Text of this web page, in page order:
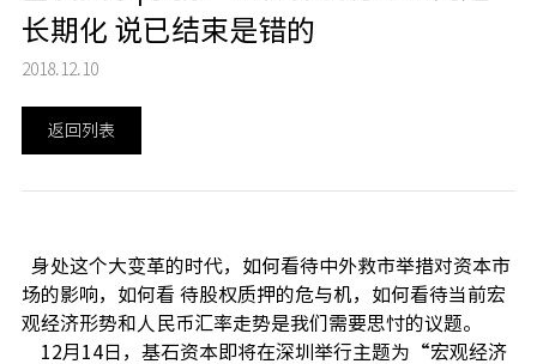
长期化 说已结束是错的
2018.12.10
返回列表
身处这个大变革的时代，如何看待中外救市举措对资本市
场的影响，如何看 待股权质押的危与机，如何看待当前宏
观经济形势和人民币汇率走势是我们需要思忖的议题。
12月14日，基石资本即将在深圳举行主题为“宏观经济